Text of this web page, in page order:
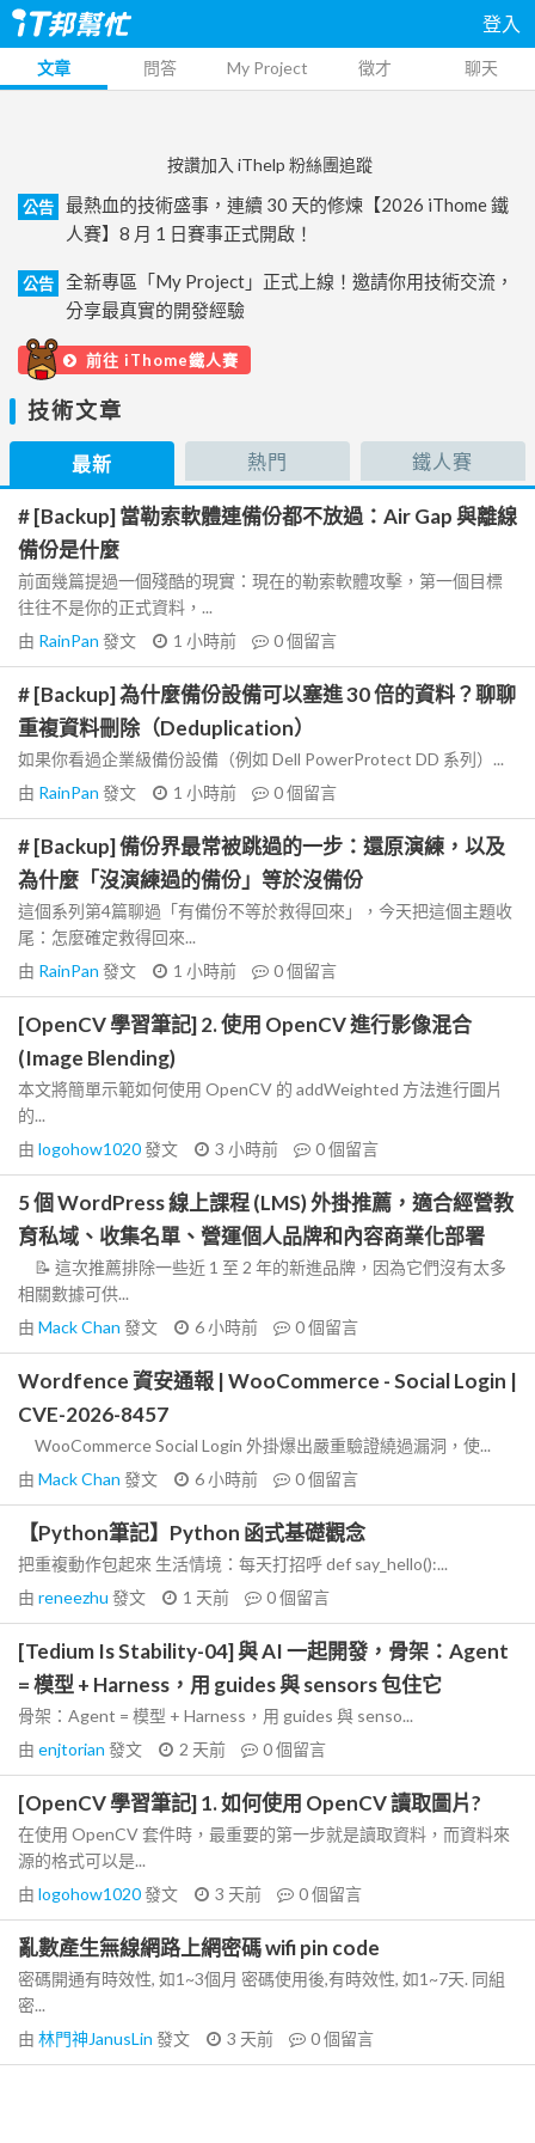
登入
文章 問答 My Project 徵才 聊天
按讚加入 iThelp 粉絲團追蹤
公告
最熱血的技術盛事，連續 30 天的修煉【2026 iThome 鐵
人賽】8 月 1 日賽事正式開啟！
公告
全新專區「My Project」正式上線！邀請你用技術交流，
分享最真實的開發經驗
前往 iThome鐵人賽
技術文章
最新 熱門 鐵人賽
# [Backup] 當勒索軟體連備份都不放過：Air Gap 與離線
備份是什麼
前面幾篇提過一個殘酷的現實：現在的勒索軟體攻擊，第一個目標
往往不是你的正式資料，...
由 RainPan 發文 1 小時前 0個留言
# [Backup] 為什麼備份設備可以塞進 30 倍的資料？聊聊
重複資料刪除（Deduplication）
如果你看過企業級備份設備（例如 Dell PowerProtect DD 系列）...
由 RainPan 發文 1 小時前 0個留言
# [Backup] 備份界最常被跳過的一步：還原演練，以及
為什麼「沒演練過的備份」等於沒備份
這個系列第4篇聊過「有備份不等於救得回來」，今天把這個主題收
尾：怎麼確定救得回來...
由 RainPan 發文 1 小時前 0個留言
[OpenCV 學習筆記] 2. 使用 OpenCV 進行影像混合
(Image Blending)
本文將簡單示範如何使用 OpenCV 的 addWeighted 方法進行圖片
的...
由 logohow1020發文 3 小時前 0個留言
5 個 WordPress 線上課程 (LMS) 外掛推薦，適合經營教
育私域、收集名單、營運個人品牌和內容商業化部署
📝 這次推薦排除一些近 1 至 2 年的新進品牌，因為它們沒有太多
相關數據可供...
由 Mack Chan 發文 6 小時前 0個留言
Wordfence 資安通報 | WooCommerce - Social Login |
CVE-2026-8457
WooCommerce Social Login 外掛爆出嚴重驗證繞過漏洞，使...
由 Mack Chan 發文 6 小時前 0個留言
【Python筆記】Python 函式基礎觀念
把重複動作包起來 生活情境：每天打招呼 def say_hello():...
由 reneezhu 發文 1 天前 0個留言
[Tedium Is Stability-04] 與 AI 一起開發，骨架：Agent
= 模型 + Harness，用 guides 與 sensors 包住它
骨架：Agent = 模型 + Harness，用 guides 與 senso...
由 enjtorian 發文 2 天前 0個留言
[OpenCV 學習筆記] 1. 如何使用 OpenCV 讀取圖片?
在使用 OpenCV 套件時，最重要的第一步就是讀取資料，而資料來
源的格式可以是...
由 logohow1020發文 3 天前 0個留言
亂數產生無線網路上網密碼 wifi pin code
密碼開通有時效性, 如1~3個月 密碼使用後,有時效性, 如1~7天. 同組
密...
由 林門神JanusLin 發文 3 天前 0個留言